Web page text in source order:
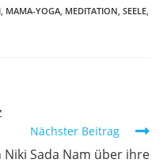
, MAMA-YOGA, MEDITATION, SEELE,
Nächster Beitrag
Sada Nam über ihre